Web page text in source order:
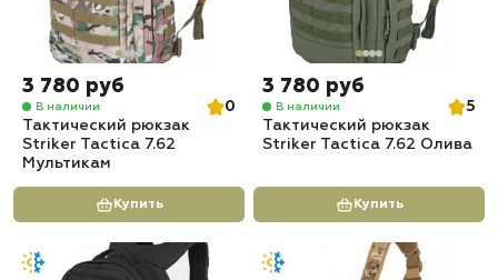
3 780 руб
В наличии
0
Тактический рюкзак
Striker Tactica 7.62
Мультикам
Купить
3 780 руб
В наличии
5
Тактический рюкзак
Striker Tactica 7.62 Олива
Купить